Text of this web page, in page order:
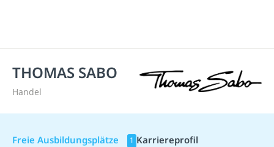
THOMAS SABO
Handel
Freie Ausbildungsplätze 1 Karriereprofil